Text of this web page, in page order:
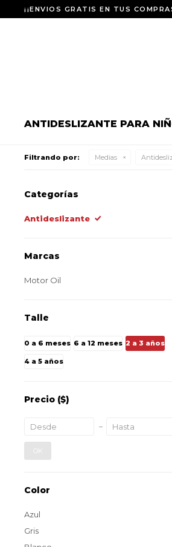
¡¡ENVIOS GRATIS EN TUS
ANTIDESLIZANTE PARA
Filtrando por: Medias
Categorías
Antideslizante
Marcas
Motor Oil
Talle
0 a 6 meses 6 a 12 meses 2 a 3 años
4 a 5 años
Precio ($)
OK
Color
Azul
Gris